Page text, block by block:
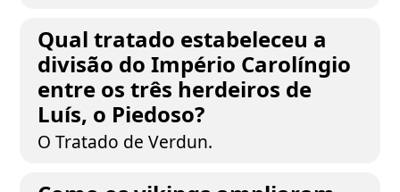
Qual tratado estabeleceu a
divisão do Império Carolíngio
entre os três herdeiros de
Luís, o Piedoso?
O Tratado de Verdun.